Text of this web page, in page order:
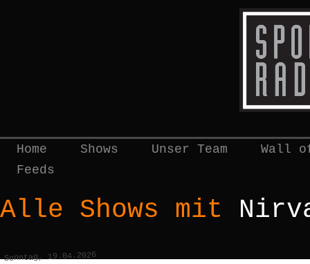
Home Shows Unser Team
Wall
Feeds
Alle Shows mit
Sonntag, 19.04.2026